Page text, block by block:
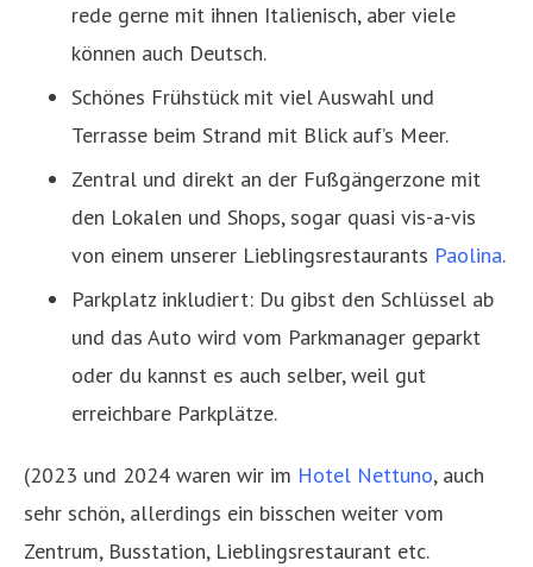
rede gerne mit ihnen Italienisch, aber viele
können auch Deutsch.
Schönes Frühstück mit viel Auswahl und
Terrasse beim Strand mit Blick auf’s Meer.
Zentral und direkt an der Fußgängerzone mit
den Lokalen und Shops, sogar quasi vis-a-vis
von einem unserer Lieblingsrestaurants Paolina.
Parkplatz inkludiert: Du gibst den Schlüssel ab
und das Auto wird vom Parkmanager geparkt
oder du kannst es auch selber, weil gut
erreichbare Parkplätze.
(2023 und 2024 waren wir im Hotel Nettuno, auch
sehr schön, allerdings ein bisschen weiter vom
Zentrum, Busstation, Lieblingsrestaurant etc.